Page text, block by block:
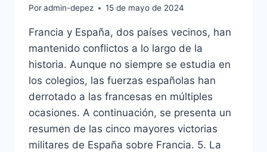
Poradmin-depez 15 de mayo de 2024
Francia y España, dos países vecinos, han
mantenido conflictos a lo largo de la
historia. Aunque no siempre se estudia en
los colegios, las fuerzas españolas han
derrotado a las francesas en múltiples
ocasiones. A continuación, se presenta un
resumen de las cinco mayores victorias
militares de España sobre Francia. 5. La